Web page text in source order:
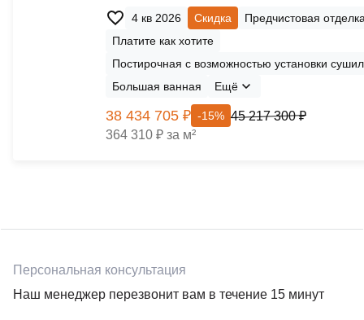
4 кв 2026 Скидка
Предчистовая
Платите как хотите
Постирочная с возможностью установки
Большая ванная
Ещё
38 434 705 ₽ -15% 45 217 300 ₽
364 310 ₽ за м²
Персональная консультация
Наш менеджер перезвонит вам в течение 15 минут